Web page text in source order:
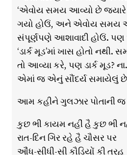
‘એવોય સમય આવ્યો છે જ્યારે હું
ગયો હોઉં, અને એવોય સમય
સંપૂર્ણપણે આશાવાદી હોઉં.
‘ડાર્ક મૂડ’માં ખાસ હોતો
તો આવ્યા કરે, પણ ડાર્ક મૂડ?
એમાં જ એનું સૌંદર્ય સમાયેલું
આમ કહીને ગુલઝાર પોતાની જ
કુછ ભી કાયમ નહીં હૈ કુછ ભી
રાત-દિન ગિર રહે હૈ ચૌસર પર
ઔંધ-સીધી-સી કૌડિયોં કી તરહ